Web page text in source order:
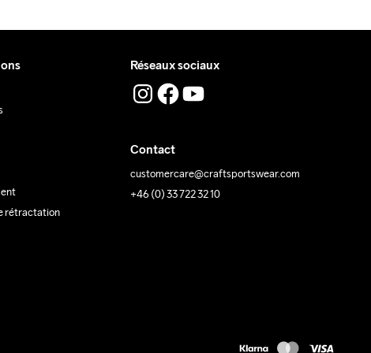
rétractation
Réseaux sociaux
Contact
customercare@craftsportswear.com
+46 (0) 33 722 32 10